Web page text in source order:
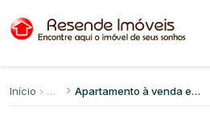
Início Apartamento à venda em Comercial